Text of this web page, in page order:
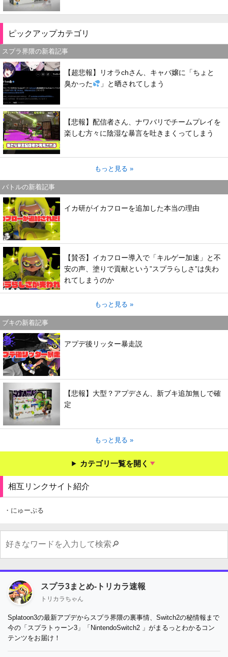
ピックアップカテゴリ
スプラ界隈の新着記事
【超悲報】リオラchさん、キャバ嬢に「ちょと
臭かった
」と晒されてしまう
【悲報】配信者さん、ナワバリでチームプレイを
楽しむ方々に陰湿な暴言を吐きまくってしまう
もっと見る »
バトルの新着記事
イカ研がイカフローを追加した本当の理由
【賛否】イカフロー導入で「キルゲー加速」と不
安の声、塗りで貢献という”スプラらしさ”は失わ
れてしまうのか
もっと見る »
ブキの新着記事
アプデ後リッター暴走説
【悲報】大型？アプデさん、新ブキ追加無しで確
定
もっと見る »
カテゴリ一覧を開く
相互リンクサイト紹介
・にゅーぷる
スプラ3まとめ-トリカラ速報
トリカラちゃん
Splatoon3の最新アプデからスプラ界隈の裏事情、Switch2の秘情報まで
今の「スプラトゥーン3」「NintendoSwitch2 」がまるっとわかるコン
テンツをお届け！